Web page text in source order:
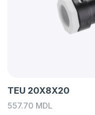
TEU 20X8X20
557.70 MDL